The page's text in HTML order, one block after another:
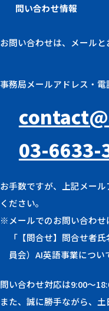
問い合わせ情報
お問い合わせは、メールと
事務局メールアドレス・電
03-6633-
お手数ですが、上記メー
ください。
※メールでのお問い合わせ
「【問合せ】問合せ者
員会）AI英語事業につい
問い合わせ対応は9:00〜
また、誠に勝手ながら、